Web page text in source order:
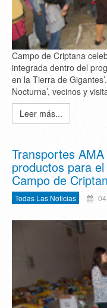
Campo de Criptana
integrada dentro del
en la Tierra de
Nocturna’, vecinos y
Leer más...
Transportes
productos para
Campo de
Todas Las Noticias